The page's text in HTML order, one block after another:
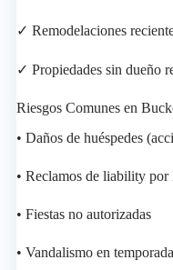
✓ Remodelaciones
✓ Propiedades sin dueño
Riesgos Comunes en
• Daños de huéspedes
• Reclamos de liability por
• Fiestas no autorizadas
• Vandalismo en